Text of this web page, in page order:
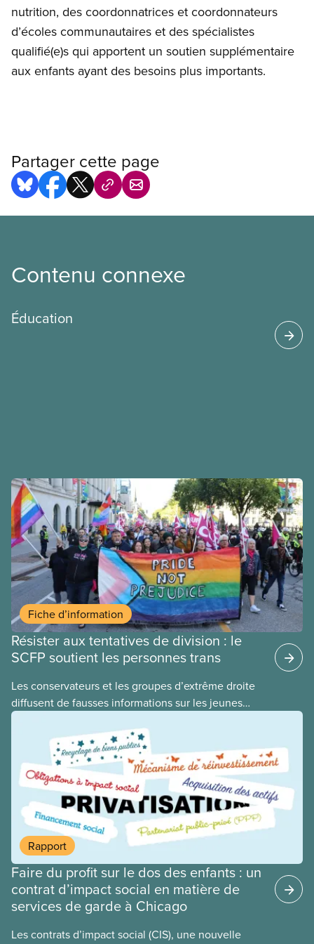
nutrition, des coordonnatrices et coordonnateurs
d’écoles communautaires et des spécialistes
qualifié(e)s qui apportent un soutien supplémentaire
aux enfants ayant des besoins plus importants.
Partager cette page
Contenu connexe
Éducation
Fiche d’information
Résister aux tentatives de division : le
SCFP soutient les personnes trans
​Les conservateurs et les groupes d’extrême droite
diffusent de fausses informations sur les jeunes
2ELGBTQI+ dans l’espoir de semer la discorde dans
nos rangs. En ciblant les jeunes trans, ils cherchent
à détourner l’attention de leurs politiques
antiouvrières et alimentent la haine envers les
personnes vulnérables à des fins politiques. Les
gouvernements de droite sont gagnants lorsque la
division règne, lorsque les travailleuses et
travailleurs n’unissent pas leurs voix contre les
coupes dans les services publics, la crise du coût
de la vie ou tout autre problème.
Rapport
Faire du profit sur le dos des enfants : un
contrat d’impact social en matière de
services de garde à Chicago
Les contrats d’impact social (CIS), une nouvelle